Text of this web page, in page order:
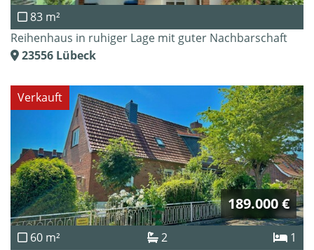
83 m²
Reihenhaus in ruhiger Lage mit guter Nachbarschaft
23556 Lübeck
Verkauft
189.000 €
60 m² 2
1